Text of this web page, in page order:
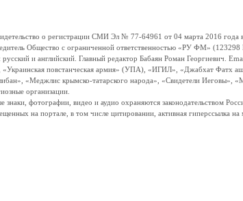
о регистрации СМИ Эл № 77-64961 от 04 марта 2016 года
Общество с ограниченной ответственностью «РУ ФМ»
и английский. Главный редактор Бабаян Роман Георгиевич.
«Украинская повстанческая армия» (УПА), «ИГИЛ», «Джабхат
«Меджлис крымско-татарского народа», «Свидетели Иеговы»,
организации.
фотографии, видео и аудио охраняются законодательством
на портале, в том числе цитировании, активная гиперссылка